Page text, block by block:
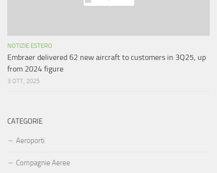
NOTIZIE ESTERO
Embraer delivered 62 new aircraft to customers in 3Q25, up
from 2024 figure
3 OTT, 2025
CATEGORIE
Aeroporti
Compagnie Aeree